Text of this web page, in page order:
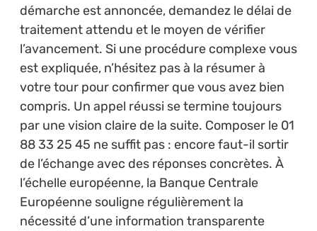
démarche est annoncée, demandez le délai de
traitement attendu et le moyen de vérifier
l’avancement. Si une procédure complexe vous
est expliquée, n’hésitez pas à la résumer à
votre tour pour confirmer que vous avez bien
compris. Un appel réussi se termine toujours
par une vision claire de la suite. Composer le 01
88 33 25 45 ne suffit pas : encore faut-il sortir
de l’échange avec des réponses concrètes. À
l’échelle européenne, la Banque Centrale
Européenne souligne régulièrement la
nécessité d’une information transparente